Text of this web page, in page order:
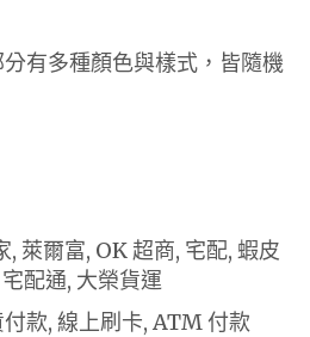
有多種顏色與樣式，皆隨機
, 萊爾富, OK 超商, 宅配, 蝦皮
配通, 大榮貨運
款, 線上刷卡, ATM 付款